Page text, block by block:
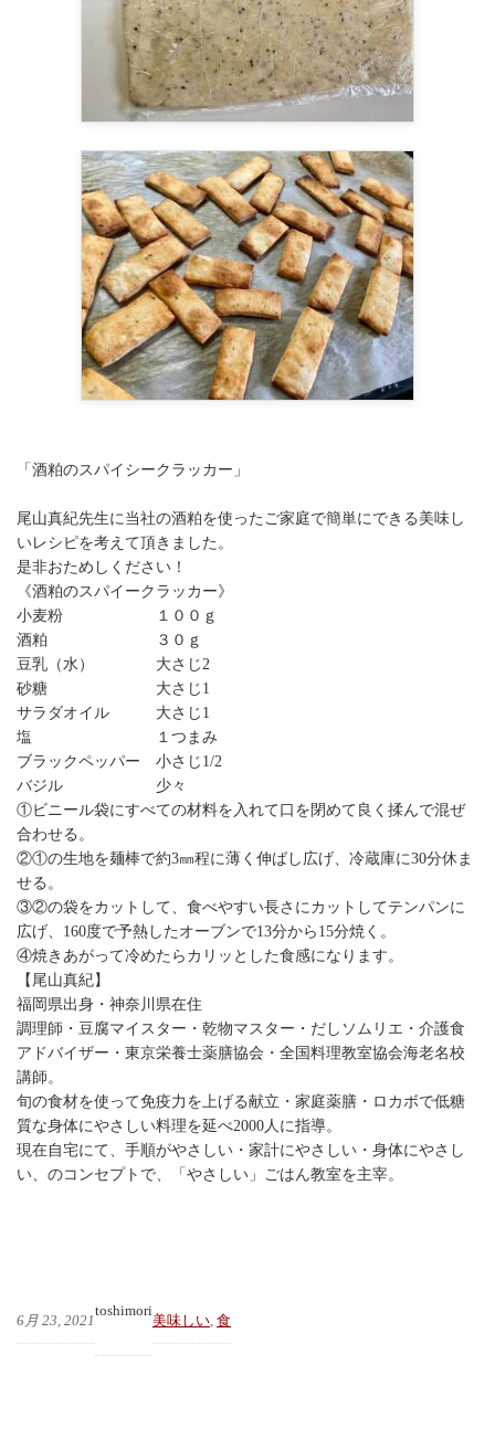
「酒粕のスパイシークラッカー」
尾山真紀先生に当社の酒粕を使ったご家庭で簡単にできる美味し
いレシピを考えて頂きました。
是非おためしください！
《酒粕のスパイークラッカー》
小麦粉 １００ｇ
酒粕 ３０ｇ
豆乳（水） 大さじ2
砂糖 大さじ1
サラダオイル 大さじ1
塩 １つまみ
ブラックペッパー 小さじ1/2
バジル 少々
①ビニール袋にすべての材料を入れて口を閉めて良く揉んで混ぜ
合わせる。
②①の生地を麺棒で約3㎜程に薄く伸ばし広げ、冷蔵庫に30分休ま
せる。
③②の袋をカットして、食べやすい長さにカットしてテンパンに
広げ、160度で予熱したオーブンで13分から15分焼く。
④焼きあがって冷めたらカリッとした食感になります。
【尾山真紀】
福岡県出身・神奈川県在住
調理師・豆腐マイスター・乾物マスター・だしソムリエ・介護食
アドバイザー・東京栄養士薬膳協会・全国料理教室協会海老名校
講師。
旬の食材を使って免疫力を上げる献立・家庭薬膳・ロカボで低糖
質な身体にやさしい料理を延べ2000人に指導。
現在自宅にて、手順がやさしい・家計にやさしい・身体にやさし
い、のコンセプトで、「やさしい」ごはん教室を主宰。
6月 23, 2021
toshimori
美味しい 食